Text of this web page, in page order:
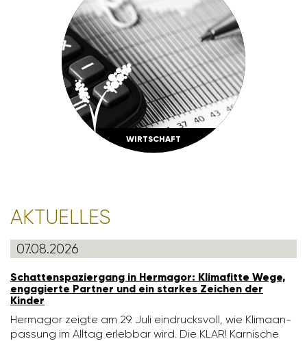
WIRT­SCHAFT
AKTU­ELLES
07.08.2026
Schat­ten­spa­zier­gang in Hermagor: Klima­fitte Wege,
enga­gierte Partner und ein starkes Zeichen der
Kinder
Hermagor zeigte am 29. Juli eindrucks­voll, wie Klima­an­
pas­sung im Alltag erlebbar wird. Die KLAR! Karni­sche